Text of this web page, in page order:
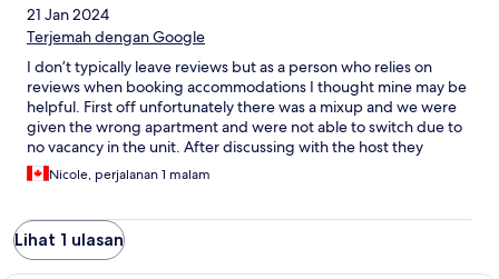
21 Jan 2024
Terjemah dengan Google
I don’t typically leave reviews but as a person who relies on
reviews when booking accommodations I thought mine may be
helpful. First off unfortunately there was a mixup and we were
given the wrong apartment and were not able to switch due to
no vacancy in the unit. After discussing with the host they
offered some solutions that were appreciated. The apartment
was just as beautiful and large as in the pictures. It’s decorated
location. It’s on a very busy side road that’s also set back from
the 302 highway making it extremely loud. We could hear traffic
the entire time. It’s also not a well soundproofed building so we
Nicole, perjalanan 1 malam
Lihat 1 ulasan